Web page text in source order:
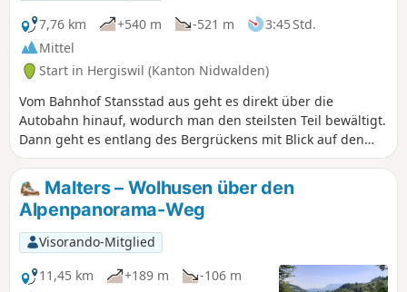
7,76 km
+540 m -521 m
3:45 Std.
Mittel
Start in Hergiswil (Kanton Nidwalden)
Vom Bahnhof Stansstad aus geht es direkt über die
Autobahn hinauf, wodurch man den steilsten Teil bewältigt.
Dann geht es entlang des Bergrückens mit Blick auf den
Alpnachersee für gut ein Drittel der Strecke, mit Ausblicken
und einer Steigung von 400-500 m: Wahrscheinlich ein
guter Zeitpunkt für eine Mittagspause vor dem Renggpass.
Der letzte Teil führt bergab bis zum Dorf und Bahnhof
Hergiswil, vorbei an Kuhweiden, Bauernhöfen und grünen
Weiden.
Malters – Wolhusen über den
Alpenpanorama-Weg
Visorando-Mitglied
11,45 km
+189 m
-106 m